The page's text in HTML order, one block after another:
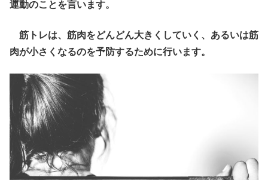
運動のことを言います。
筋トレは、筋肉をどんどん大きくしていく、あるいは筋
肉が小さくなるのを予防するために行います。